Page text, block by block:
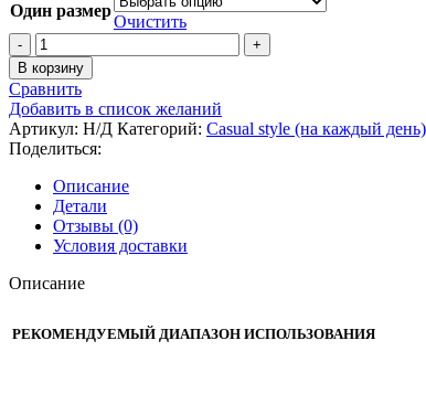
Один размер
Очистить
Количество
товара
XT94
ШАПКА
(ПОЛИПРОПИЛЕН
X-
DRY)
ЦВЕТ:
ЧЕРНЫЙ/
СЕРЫЙ
От
+15°
До
В корзину
Сравнить
Добавить в список желаний
Артикул: Н/Д Категорий: Casual style (на каждый день)
Поделиться:
Описание
Детали
Отзывы (0)
Условия доставки
Описание
РЕКОМЕНДУЕМЫЙ ДИАПАЗОН ИСПОЛЬЗОВАНИЯ